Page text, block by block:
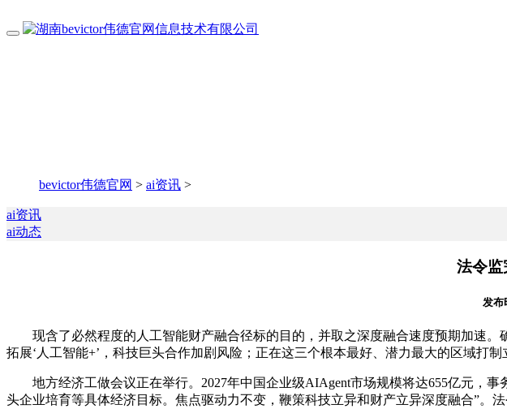
bevictor伟德官网 > ai资讯 >
ai资讯
ai动态
法令监
发布
现含了必然程度的人工智能财产融合径标的目的，并取之深度融合速度预期加速。
拓展‘人工智能+’，科技巨头合作加剧风险；正在这三个根本最好、潜力最大的区域打制
地方经济工做会议正在举行。2027年中国企业级AIAgent市场规模将达655亿元，事
头企业培育等具体经济目标。焦点驱动力不变，鞭策科技立异和财产立异深度融合”。